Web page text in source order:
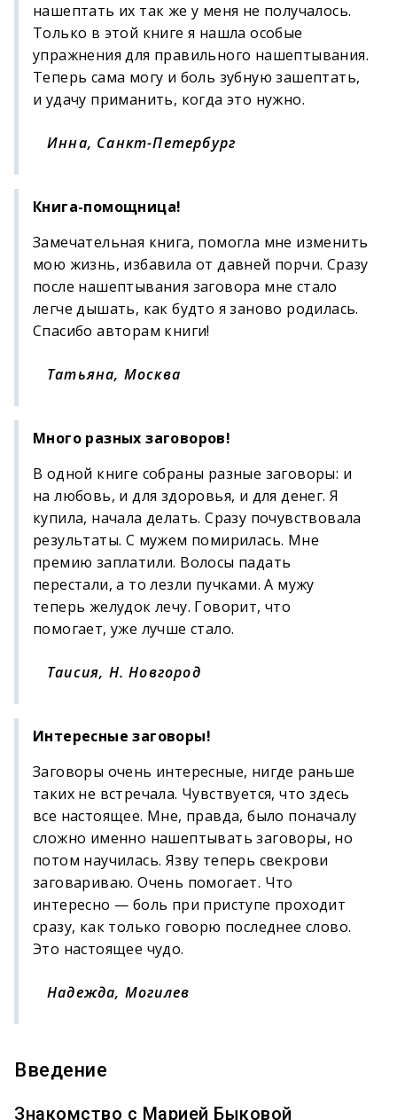
нашептать их так же у меня не получалось.
Только в этой книге я нашла особые
упражнения для правильного нашептывания.
Теперь сама могу и боль зубную зашептать,
и удачу приманить, когда это нужно.
Инна, Санкт-Петербург
Книга-помощница!
Замечательная книга, помогла мне изменить
мою жизнь, избавила от давней порчи. Сразу
после нашептывания заговора мне стало
легче дышать, как будто я заново родилась.
Спасибо авторам книги!
Татьяна, Москва
Много разных заговоров!
В одной книге собраны разные заговоры: и
на любовь, и для здоровья, и для денег. Я
купила, начала делать. Сразу почувствовала
результаты. С мужем помирилась. Мне
премию заплатили. Волосы падать
перестали, а то лезли пучками. А мужу
теперь желудок лечу. Говорит, что
помогает, уже лучше стало.
Таисия, Н. Новгород
Интересные заговоры!
Заговоры очень интересные, нигде раньше
таких не встречала. Чувствуется, что здесь
все настоящее. Мне, правда, было поначалу
сложно именно нашептывать заговоры, но
потом научилась. Язву теперь свекрови
заговариваю. Очень помогает. Что
интересно — боль при приступе проходит
сразу, как только говорю последнее слово.
Это настоящее чудо.
Надежда, Могилев
Введение
Знакомство с Марией Быковой